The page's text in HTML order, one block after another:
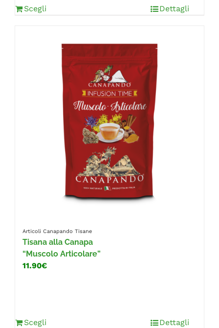
Scegli Dettagli
Articoli Canapando Tisane
Tisana alla Canapa
“Muscolo Articolare”
11.90€
Scegli Dettagli